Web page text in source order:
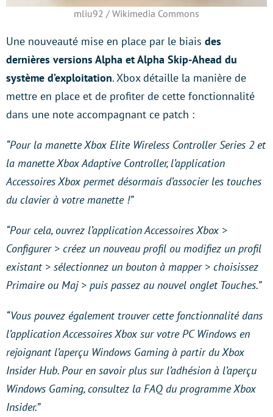
mliu92 / Wikimedia Commons
Une nouveauté mise en place par le biais des
dernières versions Alpha et Alpha Skip-Ahead du
système d’exploitation. Xbox détaille la manière de
mettre en place et de profiter de cette fonctionnalité
dans une note accompagnant ce patch :
“Pour la manette Xbox Elite Wireless Controller Series 2 et
la manette Xbox Adaptive Controller, l’application
Accessoires Xbox permet désormais d’associer les touches
du clavier à votre manette !”
“Pour cela, ouvrez l’application Accessoires Xbox >
Configurer > créez un nouveau profil ou modifiez un profil
existant > sélectionnez un bouton à mapper > choisissez
Primaire ou Maj > puis passez au nouvel onglet Touches.”
“Vous pouvez également trouver cette fonctionnalité dans
l’application Accessoires Xbox sur votre PC Windows en
rejoignant l’aperçu Windows Gaming à partir du Xbox
Insider Hub. Pour en savoir plus sur l’adhésion à l’aperçu
Windows Gaming, consultez la FAQ du programme Xbox
Insider.”